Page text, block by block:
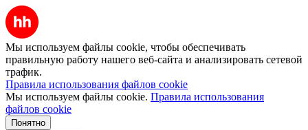
Мы используем файлы cookie, чтобы обеспечивать
правильную работу нашего веб-сайта и анализировать сетевой
трафик.
Правила использования файлов cookie
Мы используем файлы cookie. Правила использования
файлов cookie
Понятно